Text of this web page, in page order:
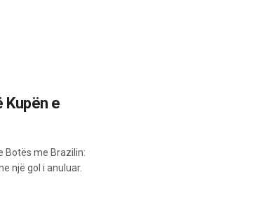
Kupën e
Botës me Brazilin:
një gol i anuluar.